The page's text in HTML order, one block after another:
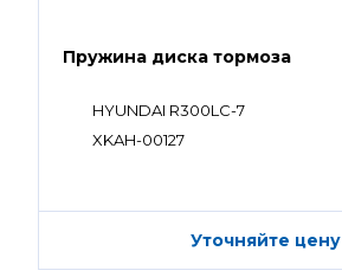
Пружина диска тормоза
HYUNDAI R300LC-7
XKAH-00127
Уточняйте цену